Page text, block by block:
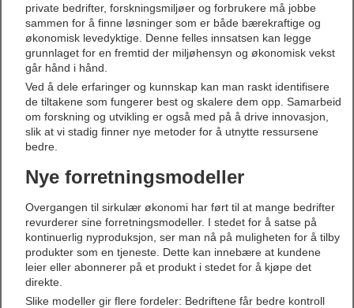
private bedrifter, forskningsmiljøer og forbrukere må jobbe
sammen for å finne løsninger som er både bærekraftige og
økonomisk levedyktige. Denne felles innsatsen kan legge
grunnlaget for en fremtid der miljøhensyn og økonomisk vekst
går hånd i hånd.
Ved å dele erfaringer og kunnskap kan man raskt identifisere
de tiltakene som fungerer best og skalere dem opp. Samarbeid
om forskning og utvikling er også med på å drive innovasjon,
slik at vi stadig finner nye metoder for å utnytte ressursene
bedre.
Nye forretningsmodeller
Overgangen til sirkulær økonomi har ført til at mange bedrifter
revurderer sine forretningsmodeller. I stedet for å satse på
kontinuerlig nyproduksjon, ser man nå på muligheten for å tilby
produkter som en tjeneste. Dette kan innebære at kundene
leier eller abonnerer på et produkt i stedet for å kjøpe det
direkte.
Slike modeller gir flere fordeler: Bedriftene får bedre kontroll